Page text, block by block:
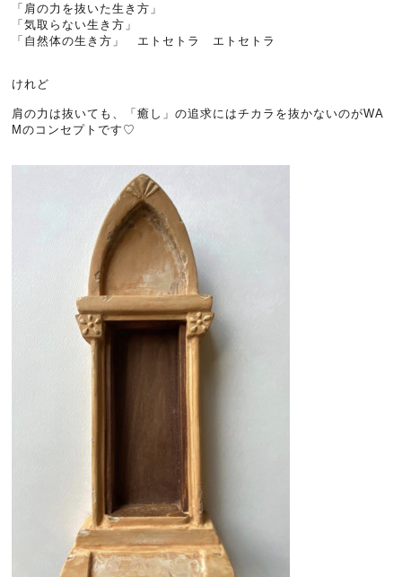
「肩の力を抜いた生き方」
「気取らない生き方」
「自然体の生き方」 エトセトラ エトセトラ
けれど
肩の力は抜いても、「癒し」の追求にはチカラを抜かないのがWA
Mのコンセプトです♡